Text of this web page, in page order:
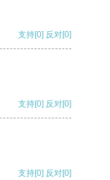
支持[0] 反对[0]
支持[0] 反对[0]
支持[0] 反对[0]